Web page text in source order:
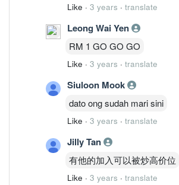
Like · 3 years · translate
Leong Wai Yen
RM 1 GO GO GO
Like · 3 years · translate
Siuloon Mook
dato ong sudah mari sini
Like · 3 years · translate
Jilly Tan
有他的加入可以被炒高价位
Like · 3 years · translate